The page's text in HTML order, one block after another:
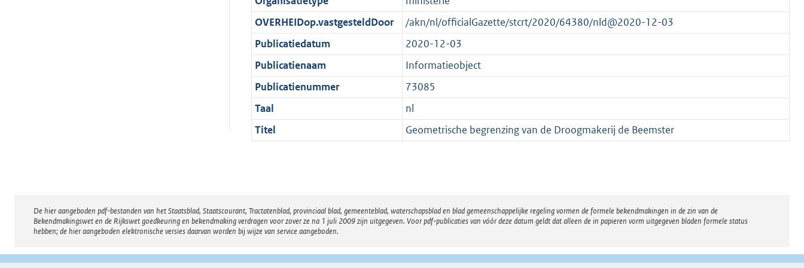
r
m
a
a
t
o
r
m
a
a
t
:
1
OVERHEIDop.vastgesteldDoor
/akn/nl/officialGazette/stcrt/2020/64380/nld@2020-12-03
Publicatiedatum
2020-12-03
Publicatienaam
Informatieobject
Publicatienummer
73085
Taal
nl
Titel
Geometrische begrenzing van de Droogmakerij de Beemster
Disclaimer
De hier aangeboden pdf-bestanden van het Staatsblad, Staatscourant, Tractatenblad, provinciaal blad, gemeenteblad, waterschapsblad en blad gemeenschappelijke regeling vormen de formele bekendmakingen in de zin van de
Bekendmakingswet en de Rijkswet goedkeuring en bekendmaking verdragen voor zover ze na 1 juli 2009 zijn uitgegeven. Voor pdf-publicaties van vóór deze datum geldt dat alleen de in papieren vorm uitgegeven bladen formele status
hebben; de hier aangeboden elektronische versies daarvan worden bij wijze van service aangeboden.